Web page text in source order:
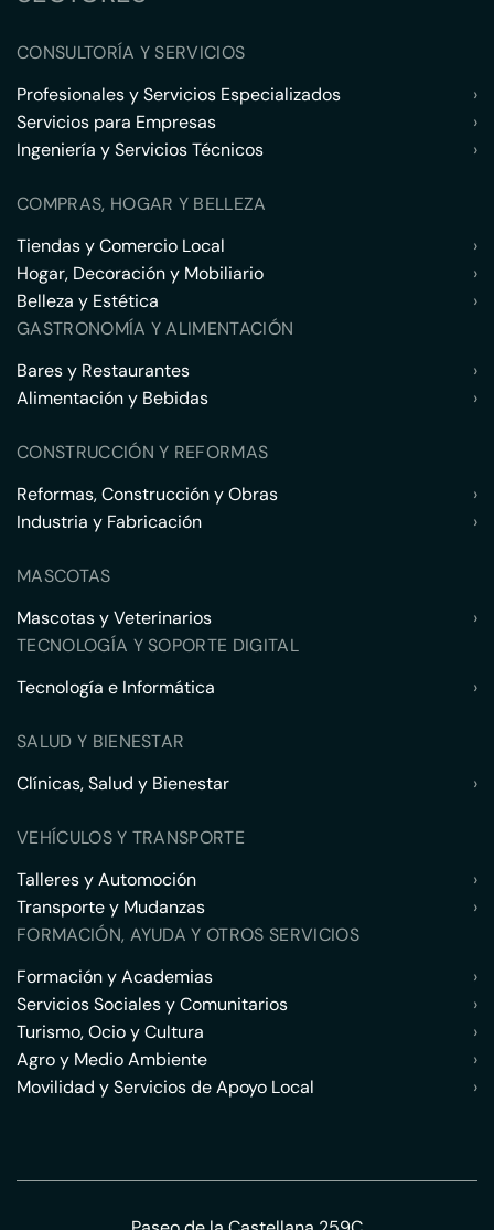
CONSULTORÍA Y SERVICIOS
Profesionales y Servicios Especializados
›
Servicios para Empresas
›
Ingeniería y Servicios Técnicos
›
COMPRAS, HOGAR Y BELLEZA
Tiendas y Comercio Local
›
Hogar, Decoración y Mobiliario
›
Belleza y Estética
›
GASTRONOMÍA Y ALIMENTACIÓN
Bares y Restaurantes
›
Alimentación y Bebidas
›
CONSTRUCCIÓN Y REFORMAS
Reformas, Construcción y Obras
›
Industria y Fabricación
›
MASCOTAS
Mascotas y Veterinarios
›
TECNOLOGÍA Y SOPORTE DIGITAL
Tecnología e Informática
›
SALUD Y BIENESTAR
Clínicas, Salud y Bienestar
›
VEHÍCULOS Y TRANSPORTE
Talleres y Automoción
›
Transporte y Mudanzas
›
FORMACIÓN, AYUDA Y OTROS SERVICIOS
Formación y Academias
›
Servicios Sociales y Comunitarios
›
Turismo, Ocio y Cultura
›
Agro y Medio Ambiente
›
Movilidad y Servicios de Apoyo Local
›